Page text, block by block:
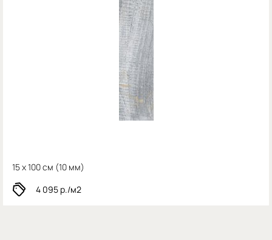
15 x 100 см (10 мм)
4 095 р./м2